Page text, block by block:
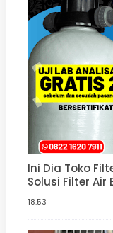
Ini Dia Toko
Solusi Filter Air
Sumur Murah
18.53